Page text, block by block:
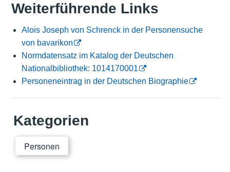
Weiterführende Links
Alois Joseph von Schrenck in der Personensuche
von bavarikon
Normdatensatz im Katalog der Deutschen
Nationalbibliothek: 1014170001
Personeneintrag in der Deutschen Biographie
Kategorien
Personen